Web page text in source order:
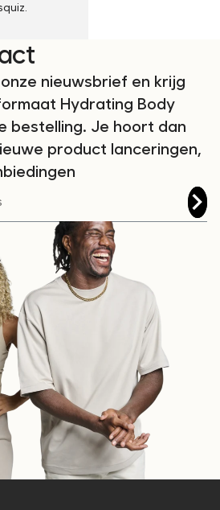
nieuwsbrief en krijg
Hydrating Body
bestelling. Je hoort dan
product lanceringen,